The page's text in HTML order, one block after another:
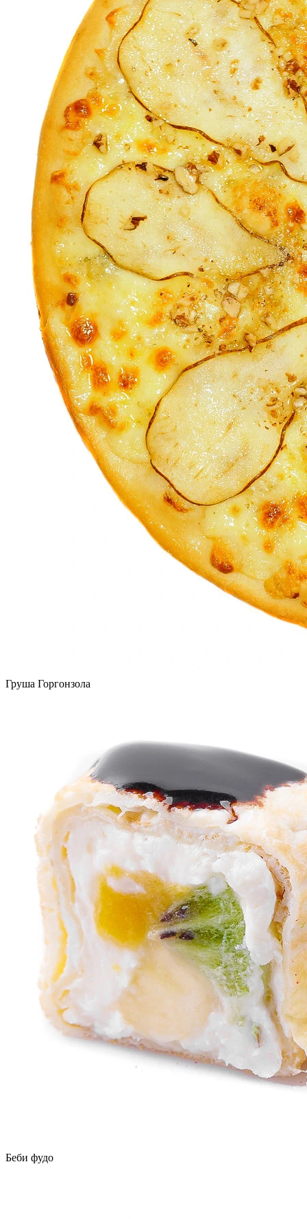
Груша Горгонзола
Беби фудо